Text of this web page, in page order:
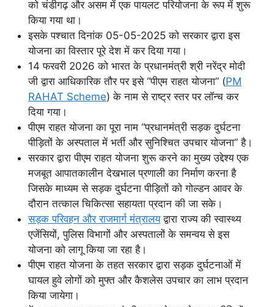
को चंडीगढ़ और असम में एक पायलट परियोजना के रूप में शुरू
किया गया था।
इसके पश्चात दिनांक 05-05-2025 को सरकार द्वारा इस
योजना का विस्तार पूरे देश में कर दिया गया।
14 फरवरी 2026 को भारत के प्रधानमंत्री श्री नरेंद्र मोदी
जी द्वारा आधिकारिक तौर पर इसे “पीएम राहत योजना” (PM
RAHAT Scheme) के नाम से राष्ट्र स्तर पर लॉन्च कर
दिया गया।
पीएम राहत योजना का पूरा नाम “प्रधानमंत्री सड़क दुर्घटना
पीड़ितों के अस्पताल में भर्ती और सुनिश्चित उपचार योजना” है।
सरकार द्वारा पीएम राहत योजना शुरू करने का मुख्य उद्देश्य एक
मजबूत आपातकालीन देखभाल प्रणाली का निर्माण करना है
जिसके माध्यम से सड़क दुर्घटना पीड़ितों को गोल्डन आवर के
दौरान तत्काल चिकित्सा सहायता प्रदान की जा सके।
सड़क परिवहन और राजमार्ग मंत्रालयद्वारा राज्य की स्वास्थ्य
एजेंसियों, पुलिस विभागों और अस्पतालों के समन्वय से इस
योजना को लागू किया जा रहा है।
पीएम राहत योजना के तहत सरकार द्वारा सड़क दुर्घटनाओं में
घायल हुवे लोगों को मुफ्त और कैशलेस उपचार का लाभ प्रदान
किया जायेगा।